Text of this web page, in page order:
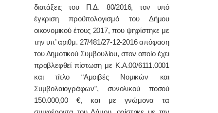
διατάξεις του Π.Δ. 80/2016,τον υπό
έγκριση προϋπολογισμό του Δήμου
οικονομικού έτους 2017, που ψηφίστηκε με
την υπ’ αριθμ. 27/481/27-12-2016 απόφαση
του Δημοτικού Συμβουλίου, στον οποίο έχει
προβλεφθεί πίστωση με Κ.Α.00/6111.0001
και τίτλο “Αμοιβές Νομικών και
Συμβολαιογράφων”, συνολικού ποσού
150.000,00€, και με γνώμονα τα